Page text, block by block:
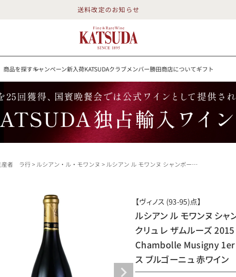
送料改定のお知らせ
商品を探すキャンペーン新入荷KATSUDAクラブメンバー勝田商店についてギフト
送料改定のお知らせ
探すキャンペーン新入荷KATSUDAクラブメンバー勝田商店についてギフト
白ワイン スパークリング ロゼワイン RP100点
勝田商店について
ギフトラッピング
産者 ラ行 ルシアン・ル・モワンヌ ルシアン ル モワンヌ シャンボール ミュジニー プルミエ クリュ レ ザムルーズ 2015 Lucien le Moine Chambolle Musigny 1er Cru Les Amoureuses フランス ブルゴーニュ 赤ワイン
【ヴィノス (93-95)点】
ルシアン ル モワンヌ シ
クリュ レ ザムルーズ
Chambolle Musigny 1er
ス ブルゴーニュ 赤ワイン